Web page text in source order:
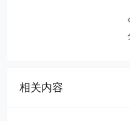
相关内容